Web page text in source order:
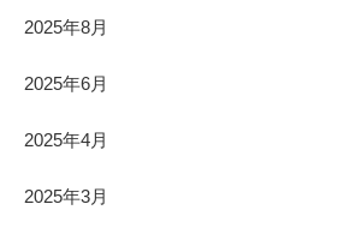
2025年8月
2025年6月
2025年4月
2025年3月